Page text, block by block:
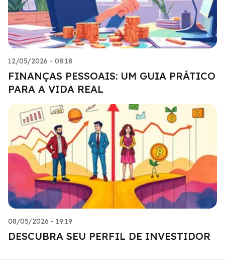
12/05/2026 - 08:18
FINANÇAS PESSOAIS: UM GUIA PRÁTICO
PARA A VIDA REAL
08/05/2026 - 19:19
DESCUBRA SEU PERFIL DE INVESTIDOR